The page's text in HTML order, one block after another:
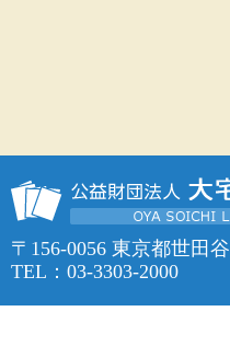
〒156-0056 東京都世田
TEL：03-3303-2000